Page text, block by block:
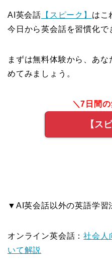
AI英会話 【スピーク】 はこ
今日から英会話を習慣化で
まずは無料体験から、あ
めてみましょう。
＼7日間
【ス
▼AI英会話以外の英語学習
オンライン英会話：社会人
いて解説